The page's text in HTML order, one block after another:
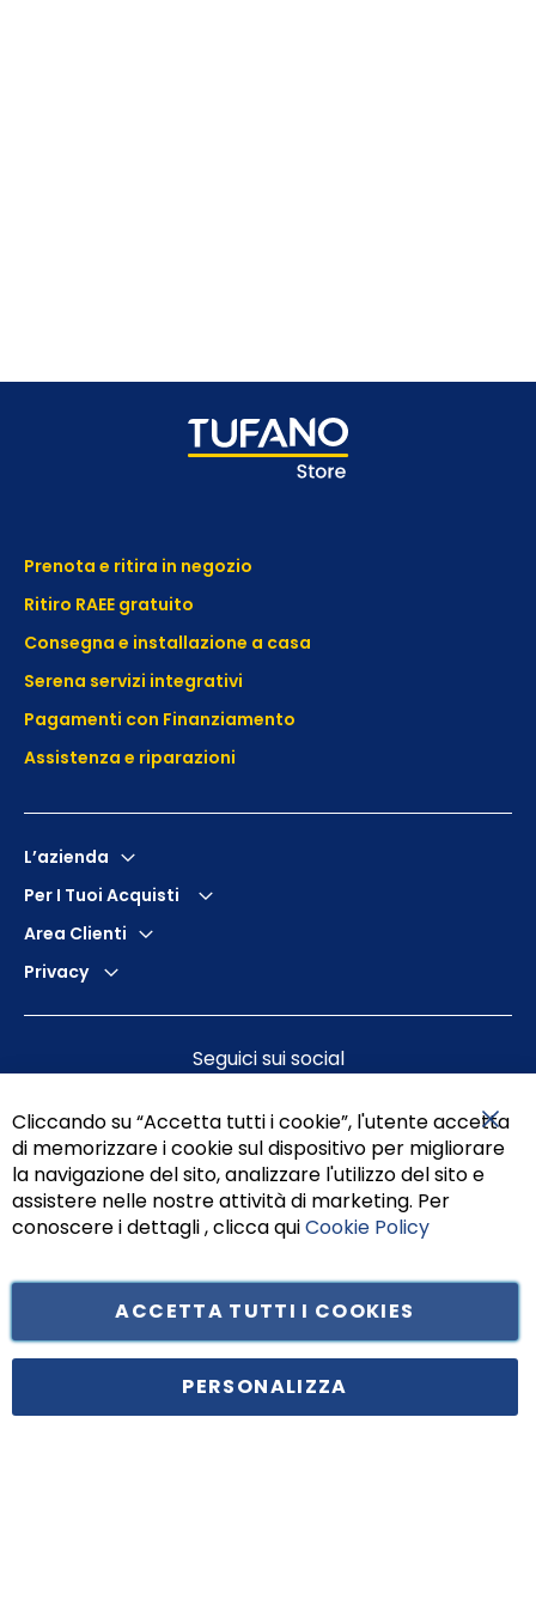
Prenota e ritira in negozio
Ritiro RAEE gratuito
Consegna e installazione a casa
Serena servizi integrativi
Pagamenti con Finanziamento
Assistenza e riparazioni
L’azienda
Per I Tuoi Acquisti
Area Clienti
Privacy
Seguici sui social
Principe di Piemonte 199, cap. 80026 Casoria (NA) - C.F. 05834470634 -
Cliccando su “Accetta tutti i cookie”, l'utente accetta
di memorizzare i cookie sul dispositivo per migliorare
la navigazione del sito, analizzare l'utilizzo del sito e
assistere nelle nostre attività di marketing. Per
conoscere i dettagli , clicca quiCookie Policy
ACCETTA TUTTI I COOKIES
PERSONALIZZA